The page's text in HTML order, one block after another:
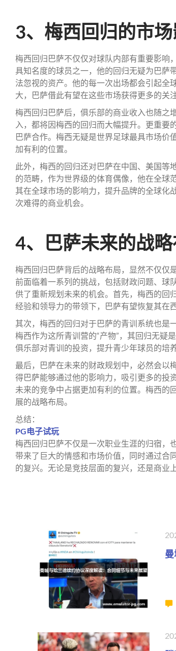
3、梅西回归的市
梅西回归巴萨不仅仅对球队内部有重要影响
具知名度的球员之一，他的回归无疑为巴萨
法忽视的资产。他的每一次出场都会引起全
大，巴萨借此有望在这些市场获得更多的关
梅西回归巴萨后，俱乐部的商业收入也随之
入，都将因梅西的回归而大幅提升。更重要
巴萨合作。梅西无疑是世界足球最具市场价
加有利的位置。
此外，梅西的回归还对巴萨在中国、美国等
的范畴，作为世界级的体育偶像，他在全球
其在全球市场的影响力，提升品牌的全球化
次难得的商业机会。
4、巴萨未来的战
梅西回归巴萨背后的战略布局，显然不仅仅
前面临着一系列的挑战，包括财政问题、球
供了重新规划未来的机会。首先，梅西的回
经验和领导力的带领下，巴萨有望恢复其在
其次，梅西的回归对于巴萨的青训系统也是
梅西作为这所青训营的“产物”，其回归无疑
俱乐部对青训的投资，提升青少年球员的培
最后，巴萨在未来的财政规划中，必然会以
得巴萨能够通过他的影响力，吸引更多的投
未来的竞争中占据更加有利的位置。梅西的
展的战略布局。
总结：
PG电子试玩
梅西回归巴萨不仅是一次职业生涯的归宿，
带来了巨大的情感和市场价值，同时通过合
的复兴。无论是竞技层面的复兴，还是商业